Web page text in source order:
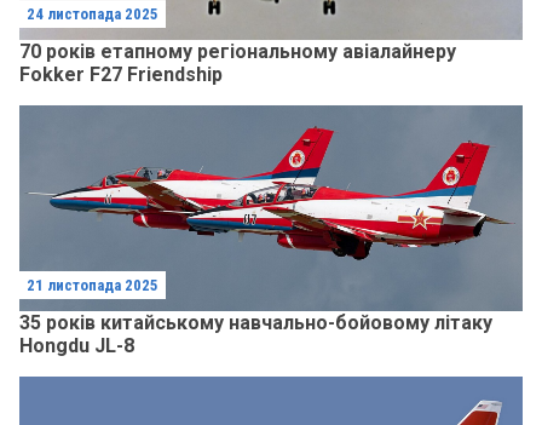
24 листопада 2025
70 років етапному регіональному авіалайнеру
Fokker F27 Friendship
21 листопада 2025
35 років китайському навчально-бойовому літаку
Hongdu JL-8